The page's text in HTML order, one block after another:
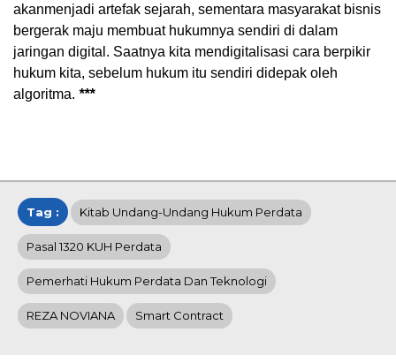
akanmenjadi artefak sejarah, sementara masyarakat bisnis
bergerak maju membuat hukumnya sendiri di dalam
jaringan digital. Saatnya kita mendigitalisasi cara berpikir
hukum kita, sebelum hukum itu sendiri didepak oleh
algoritma. ***
Tag : Kitab Undang-Undang Hukum Perdata
Pasal 1320 KUH Perdata
Pemerhati Hukum Perdata Dan Teknologi
REZA NOVIANA Smart Contract